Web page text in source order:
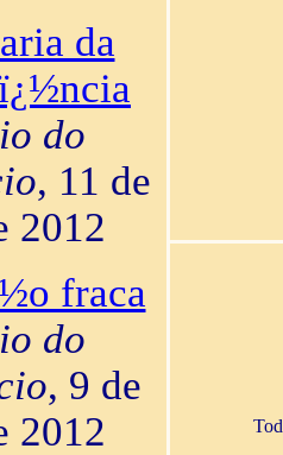
da
do
, 11 de
2012
fraca
do
, 9 de
2012